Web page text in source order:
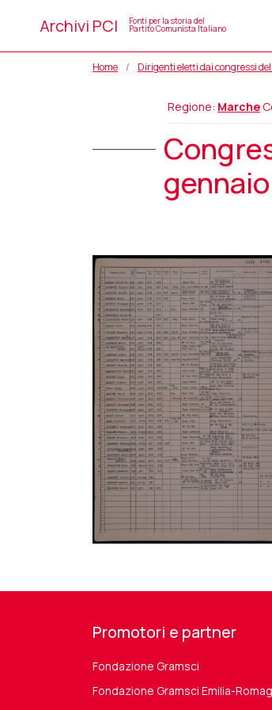
Archivi PCI Fonti per la storia del
Partito Comunista Italiano
Home Dirigenti eletti dai congressi
Regione: Marche
Promotori e partner
Fondazione Gramsci
Fondazione Gramsci Emilia-